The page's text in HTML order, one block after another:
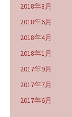
2018年8月
2018年6月
2018年4月
2018年1月
2017年9月
2017年7月
2017年6月